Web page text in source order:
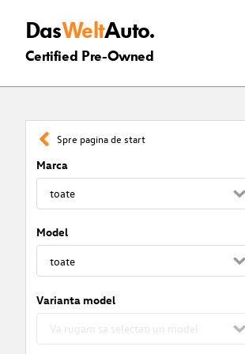
DasWeltAuto.
Certified Pre-Owned
Spre pagina de start
Marca
Model
Varianta model